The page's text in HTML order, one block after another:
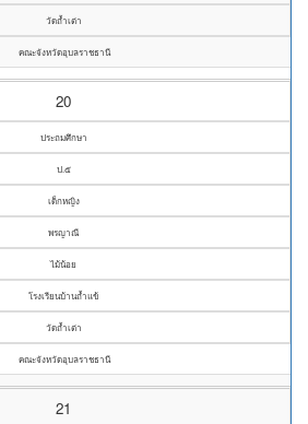
วัดถ้ำเต่า
คณะจังหวัดอุบลราชธานี
20
ประถมศึกษา
ป.๕
เด็กหญิง
พรญาณี
ไม้น้อย
โรงเรียนบ้านถ้ำแข้
วัดถ้ำเต่า
คณะจังหวัดอุบลราชธานี
21